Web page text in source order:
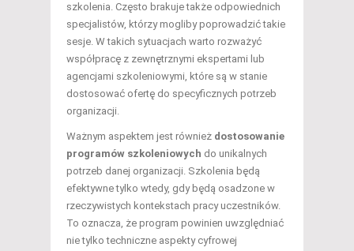
szkolenia. Często brakuje także odpowiednich
specjalistów, którzy mogliby poprowadzić takie
sesje. W takich sytuacjach warto rozważyć
współpracę z zewnętrznymi ekspertami lub
agencjami szkoleniowymi, które są w stanie
dostosować ofertę do specyficznych potrzeb
organizacji.
Ważnym aspektem jest również dostosowanie
programów szkoleniowych do unikalnych
potrzeb danej organizacji. Szkolenia będą
efektywne tylko wtedy, gdy będą osadzone w
rzeczywistych kontekstach pracy uczestników.
To oznacza, że program powinien uwzględniać
nie tylko techniczne aspekty cyfrowej